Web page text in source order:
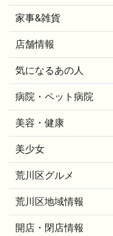
家事&雑貨
店舗情報
気になるあの人
病院・ペット病院
美容・健康
美少女
荒川区グルメ
荒川区地域情報
開店・閉店情報